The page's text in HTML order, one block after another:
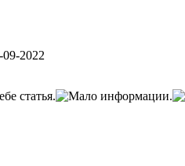
09-2022